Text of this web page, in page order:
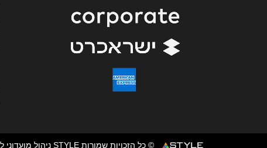
© כל הזכויות שמורות STYLE ניהול מועדוני לקוחות